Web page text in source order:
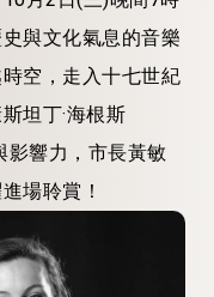
與文化氣息的音樂
空，走入十七世紀
坦丁·海根斯
影響力，市長黃敏
場聆賞！